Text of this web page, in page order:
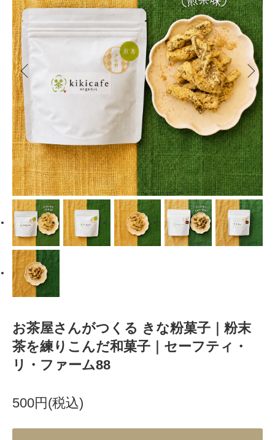
お茶屋さんがつくる きな粉菓子｜粉末
茶を練りこんだ和菓子｜セーフティ・
リ・ファーム88
500円(税込)